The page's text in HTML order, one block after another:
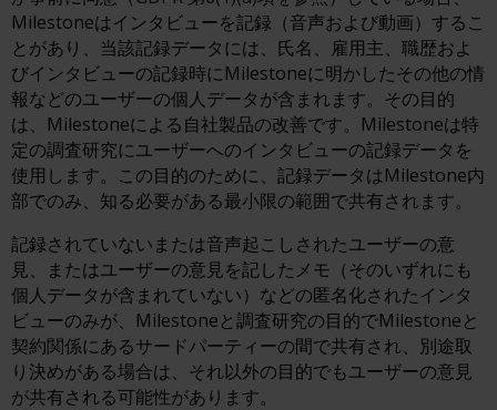
Milestoneはインタビューを記録（音声および動画）するこ
とがあり、当該記録データには、氏名、雇用主、職歴およ
びインタビューの記録時にMilestoneに明かしたその他の情
報などのユーザーの個人データが含まれます。その目的
は、Milestoneによる自社製品の改善です。Milestoneは特
定の調査研究にユーザーへのインタビューの記録データを
使用します。この目的のために、記録データはMilestone内
部でのみ、知る必要がある最小限の範囲で共有されます。
記録されていないまたは音声起こしされたユーザーの意
見、またはユーザーの意見を記したメモ（そのいずれにも
個人データが含まれていない）などの匿名化されたインタ
ビューのみが、Milestoneと調査研究の目的でMilestoneと
契約関係にあるサードパーティーの間で共有され、別途取
り決めがある場合は、それ以外の目的でもユーザーの意見
が共有される可能性があります。